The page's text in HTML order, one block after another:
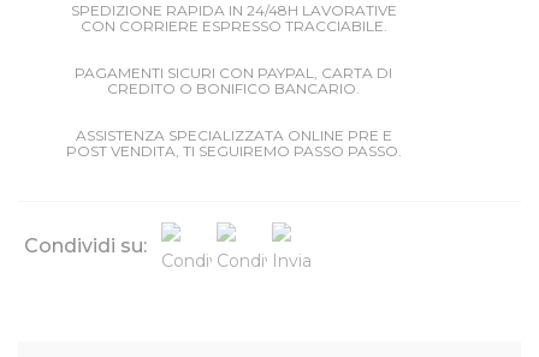
SPEDIZIONE RAPIDA IN 24/48H LAVORATIVE
CON CORRIERE ESPRESSO TRACCIABILE.
PAGAMENTI SICURI CON PAYPAL, CARTA DI
CREDITO O BONIFICO BANCARIO.
ASSISTENZA SPECIALIZZATA ONLINE PRE E
POST VENDITA, TI SEGUIREMO PASSO PASSO.
Condividi su: